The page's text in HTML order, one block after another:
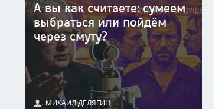
А вы как считаете: сумеем
выбраться или пойдём
через смуту?
МИХАИЛ ДЕЛЯГИН